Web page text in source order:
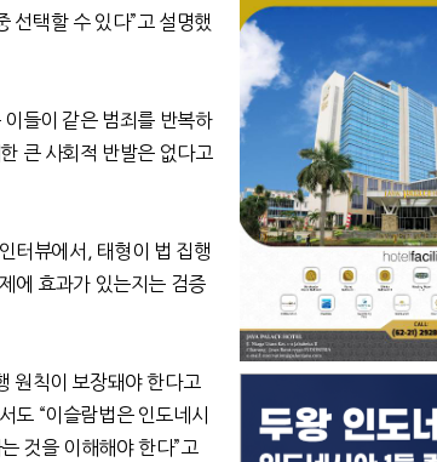
선택할 수 있다” 고 설명했
이들이 같은 범죄를 반복하
큰 사회적 반발은 없다고
터뷰에서
태형이 법 집행
에 효과가 있는지는 검증
원칙이 보장돼야 한다고
도 “이슬람법은 인도네시
것을 이해해야 한다” 고